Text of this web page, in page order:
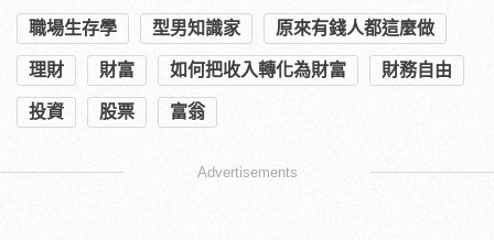
職場生存學 型男知識家 原來有錢人都這麼做
理財 財富 如何把收入轉化為財富 財務自由
投資 股票 富翁
Advertisements